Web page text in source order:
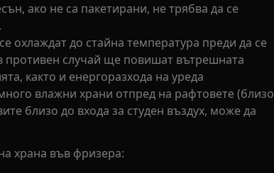
ако не са пакетирани, не трябва да се
охлаждат до стайна температура преди да се
противен случай ще повишат вътрешната
както и енергоразхода на уреда
влажни храни отпред на рафтовете (близо
близо до входа за студен въздух, може да
храна във фризера: